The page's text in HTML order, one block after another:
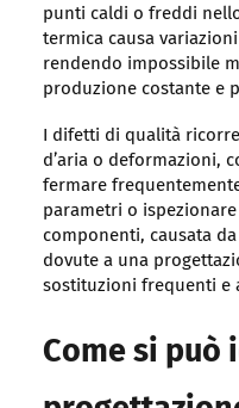
punti caldi o freddi
termica causa
rendendo impossibile
produzione costante e
I difetti di qualità
d’aria o deformazioni,
fermare
parametri o
componenti, causata
dovute a una
sostituzioni frequenti e
Come si può